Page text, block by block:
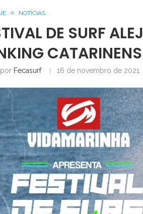
NOTÍCIAS
DE SURF
Fecasurf 16 de novembro de 2021